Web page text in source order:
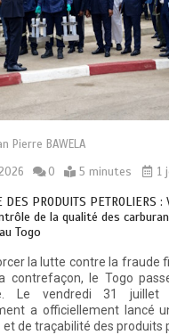
Pierre BAWELA
0 5 minutes 1
DES PRODUITS PETROLIERS :
de la qualité des
Togo
la lutte contre la fraude
contrefaçon, le Togo
Le vendredi 31
a officiellement lancé
de traçabilité des produits